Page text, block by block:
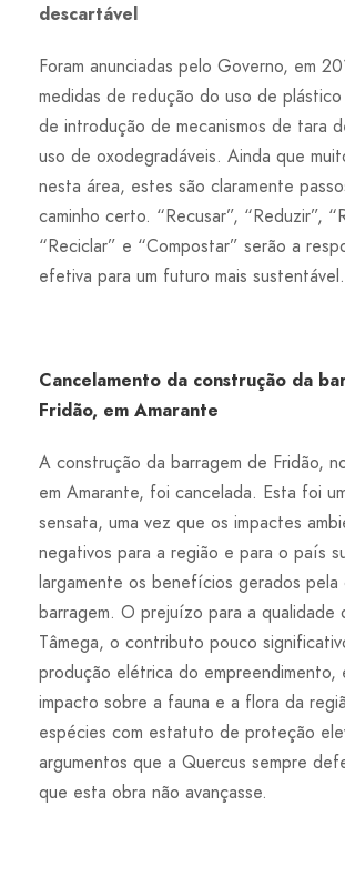
descartável
Foram anunciadas pelo Governo, em
medidas de redução do uso de
de introdução de mecanismos de tara
uso de oxodegradáveis. Ainda que
nesta área, estes são claramente
caminho certo. “Recusar”, “Reduzir”,
“Reciclar” e “Compostar” serão a
efetiva para um futuro mais sustentável.
Cancelamento da construção da
Fridão, em Amarante
A construção da barragem de Fridão,
em Amarante, foi cancelada. Esta foi
sensata, uma vez que os impactes
negativos para a região e para o país
largamente os benefícios gerados pela
barragem. O prejuízo para a qualidade
Tâmega, o contributo pouco
produção elétrica do empreendimento,
impacto sobre a fauna e a flora da
espécies com estatuto de proteção
argumentos que a Quercus sempre
que esta obra não avançasse.